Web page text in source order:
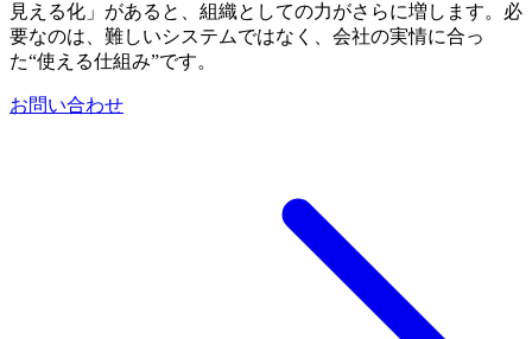
見える化」があると、組織としての力がさらに増します。必
要なのは、難しいシステムではなく、会社の実情に合っ
た“使える仕組み”です。
お問い合わせ